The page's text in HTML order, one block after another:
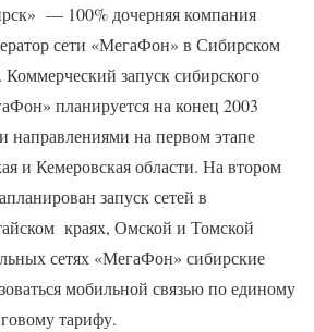
— 100% дочерняя компания
сети «МегаФон» в Сибирском
запуск сибирского
планируется на конец 2003
направлениями на первом этапе
и Кемеровская области. На втором
запуск сетей в
краях, Омской и Томской
сетях «МегаФон» сибирские
мобильной связью по единому
тарифу.